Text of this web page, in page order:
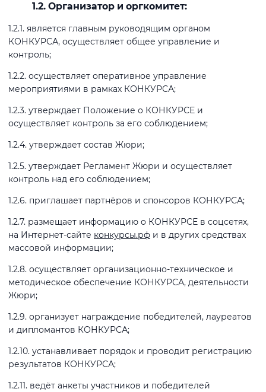
1.2. Организатор и оргкомитет:
1.2.1. является главным руководящим органом
КОНКУРСА, осуществляет общее управление и
контроль;
1.2.2. осуществляет оперативное управление
мероприятиями в рамках КОНКУРСА;
1.2.3. утверждает Положение о КОНКУРСЕ и
осуществляет контроль за его соблюдением;
1.2.4. утверждает состав Жюри;
1.2.5. утверждает Регламент Жюри и осуществляет
контроль над его соблюдением;
1.2.6. приглашает партнёров и спонсоров КОНКУРСА;
1.2.7. размещает информацию о КОНКУРСЕ в соцсетях,
на Интернет-сайте конкурсы.рф и в других средствах
массовой информации;
1.2.8. осуществляет организационно-техническое и
методическое обеспечение КОНКУРСА, деятельности
Жюри;
1.2.9. организует награждение победителей, лауреатов
и дипломантов КОНКУРСА;
1.2.10. устанавливает порядок и проводит регистрацию
результатов КОНКУРСА;
1.2.11. ведёт анкеты участников и победителей